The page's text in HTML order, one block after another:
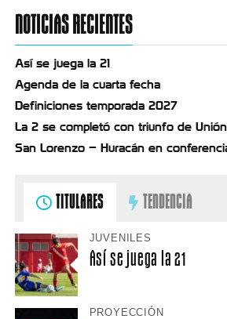
NOTICIAS RECIENTES
Así se juega la 21
Agenda de la cuarta fecha
Definiciones temporada 2027
La 2 se completó con triunfo de
San Lorenzo – Huracán en
TITULARES TENDENCIA
JUVENILES
Así se juega la 21
PROYECCIÓN